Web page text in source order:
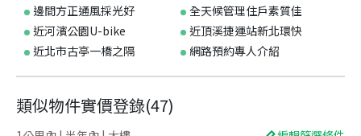
邊間方正通風採光好
全天候管理住戶素質佳
近河濱公園U-bike
近頂溪捷運站新北環快
近北市古亭一橋之隔
網路預約專人介紹
類似物件實價登錄(47)